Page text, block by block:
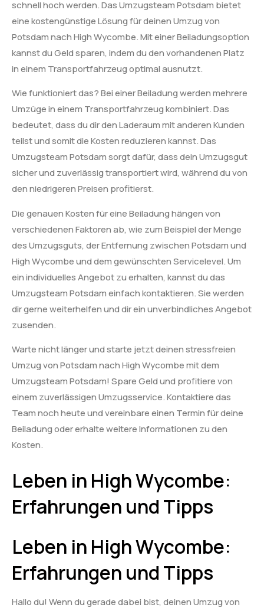
schnell hoch werden. Das Umzugsteam Potsdam bietet
eine kostengünstige Lösung für deinen Umzug von
Potsdam nach High Wycombe. Mit einer Beiladungsoption
kannst du Geld sparen, indem du den vorhandenen Platz
in einem Transportfahrzeug optimal ausnutzt.
Wie funktioniert das? Bei einer Beiladung werden mehrere
Umzüge in einem Transportfahrzeug kombiniert. Das
bedeutet, dass du dir den Laderaum mit anderen Kunden
teilst und somit die Kosten reduzieren kannst. Das
Umzugsteam Potsdam sorgt dafür, dass dein Umzugsgut
sicher und zuverlässig transportiert wird, während du von
den niedrigeren Preisen profitierst.
Die genauen Kosten für eine Beiladung hängen von
verschiedenen Faktoren ab, wie zum Beispiel der Menge
des Umzugsguts, der Entfernung zwischen Potsdam und
High Wycombe und dem gewünschten Servicelevel. Um
ein individuelles Angebot zu erhalten, kannst du das
Umzugsteam Potsdam einfach kontaktieren. Sie werden
dir gerne weiterhelfen und dir ein unverbindliches Angebot
zusenden.
Warte nicht länger und starte jetzt deinen stressfreien
Umzug von Potsdam nach High Wycombe mit dem
Umzugsteam Potsdam! Spare Geld und profitiere von
einem zuverlässigen Umzugsservice. Kontaktiere das
Team noch heute und vereinbare einen Termin für deine
Beiladung oder erhalte weitere Informationen zu den
Kosten.
Leben in High Wycombe:
Erfahrungen und Tipps
Leben in High Wycombe:
Erfahrungen und Tipps
Hallo du! Wenn du gerade dabei bist, deinen Umzug von